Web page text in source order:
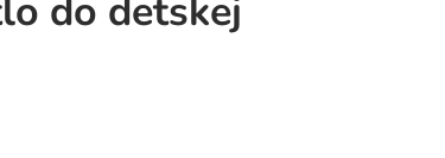
do detskej